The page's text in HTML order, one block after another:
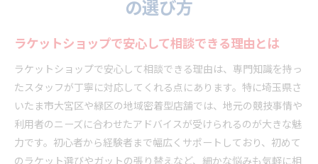
の選び方
ラケットショップで安心して相談できる理由とは
ラケットショップで安心して相談できる理由は、専門知識を持っ
たスタッフが丁寧に対応してくれる点にあります。特に埼玉県さ
いたま市大宮区や緑区の地域密着型店舗では、地元の競技事情や
利用者のニーズに合わせたアドバイスが受けられるのが大きな魅
力です。初心者から経験者まで幅広くサポートしており、初めて
のラケット選びやガットの張り替えなど、細かな悩みも気軽に相